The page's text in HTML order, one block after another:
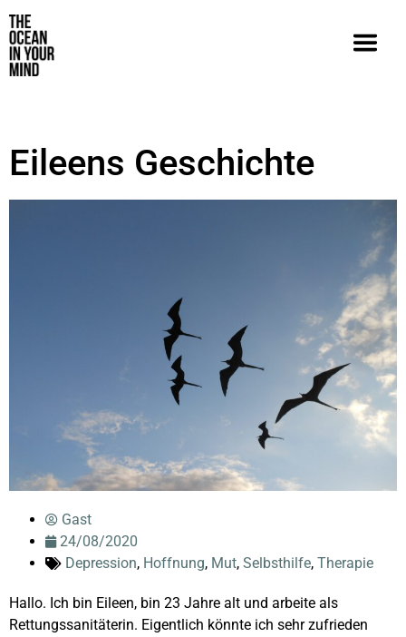
Eileens Geschichte
Gast
24/08/2020
Depression, Hoffnung, Mut, Selbsthilfe, Therapie
Hallo. Ich bin Eileen, bin 23 Jahre alt und arbeite als
Rettungssanitäterin. Eigentlich könnte ich sehr zufrieden